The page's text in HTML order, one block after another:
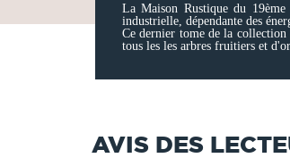
La Maison Rustique du
industrielle, dépendante des
Ce dernier tome de la
tous les les arbres fruitiers et
AVIS DES